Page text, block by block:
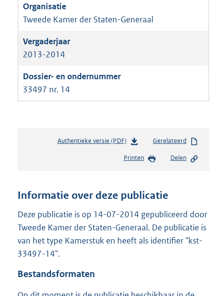
Tweede Kamer der Staten-Generaal
2013-2014
33497 nr. 14
Authentieke versie (PDF)b
s
n
s
r
o
:
Gerelateerd
Printen Delen
Informatie over deze publicatie
Deze publicatie is op 14-07-2014 gepubliceerd door
Tweede Kamer der Staten-Generaal. De publicatie is
van het type Kamerstuk en heeft als identifier "kst-
33497-14".
Bestandsformaten